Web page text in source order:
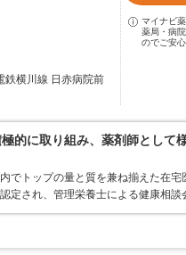
鉄横川線 日赤病院前
マイナビ
薬局・病
のでご安心
的に取り組み、薬剤師として
でトップの量と質を兼ね揃えた在
定され、管理栄養士による健康相